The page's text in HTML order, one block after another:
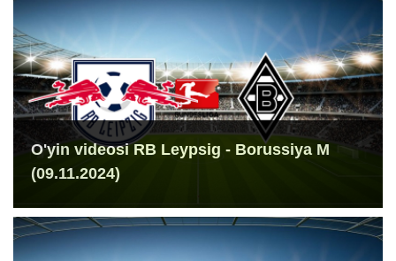
O'yin videosi RB Leypsig - Borussiya M
(09.11.2024)